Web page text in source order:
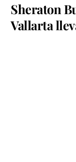
Sheraton
Vallarta